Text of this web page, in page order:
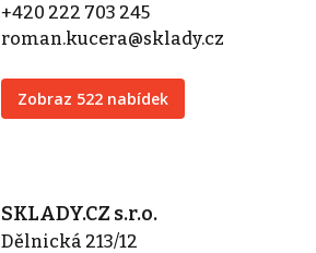
+420 222 703 245
roman.kucera@sklady.cz
Zobraz 522 nabídek
SKLADY.CZ s.r.o.
Dělnická 213/12